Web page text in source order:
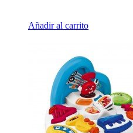
Añadir al carrito